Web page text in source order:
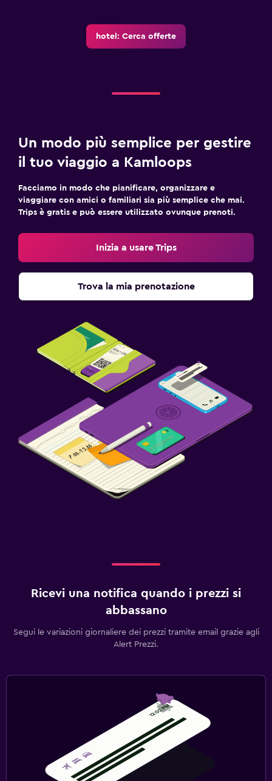
hotel: Cerca offerte
Un modo più semplice per gestire
il tuo viaggio a Kamloops
Facciamo in modo che pianificare, organizzare e
viaggiare con amici o familiari sia più semplice che mai.
Trips è gratis e può essere utilizzato ovunque prenoti.
Inizia a usare Trips
Trova la mia prenotazione
Ricevi una notifica quando i prezzi si
abbassano
Segui le variazioni giornaliere dei prezzi tramite email grazie agli
Alert Prezzi.